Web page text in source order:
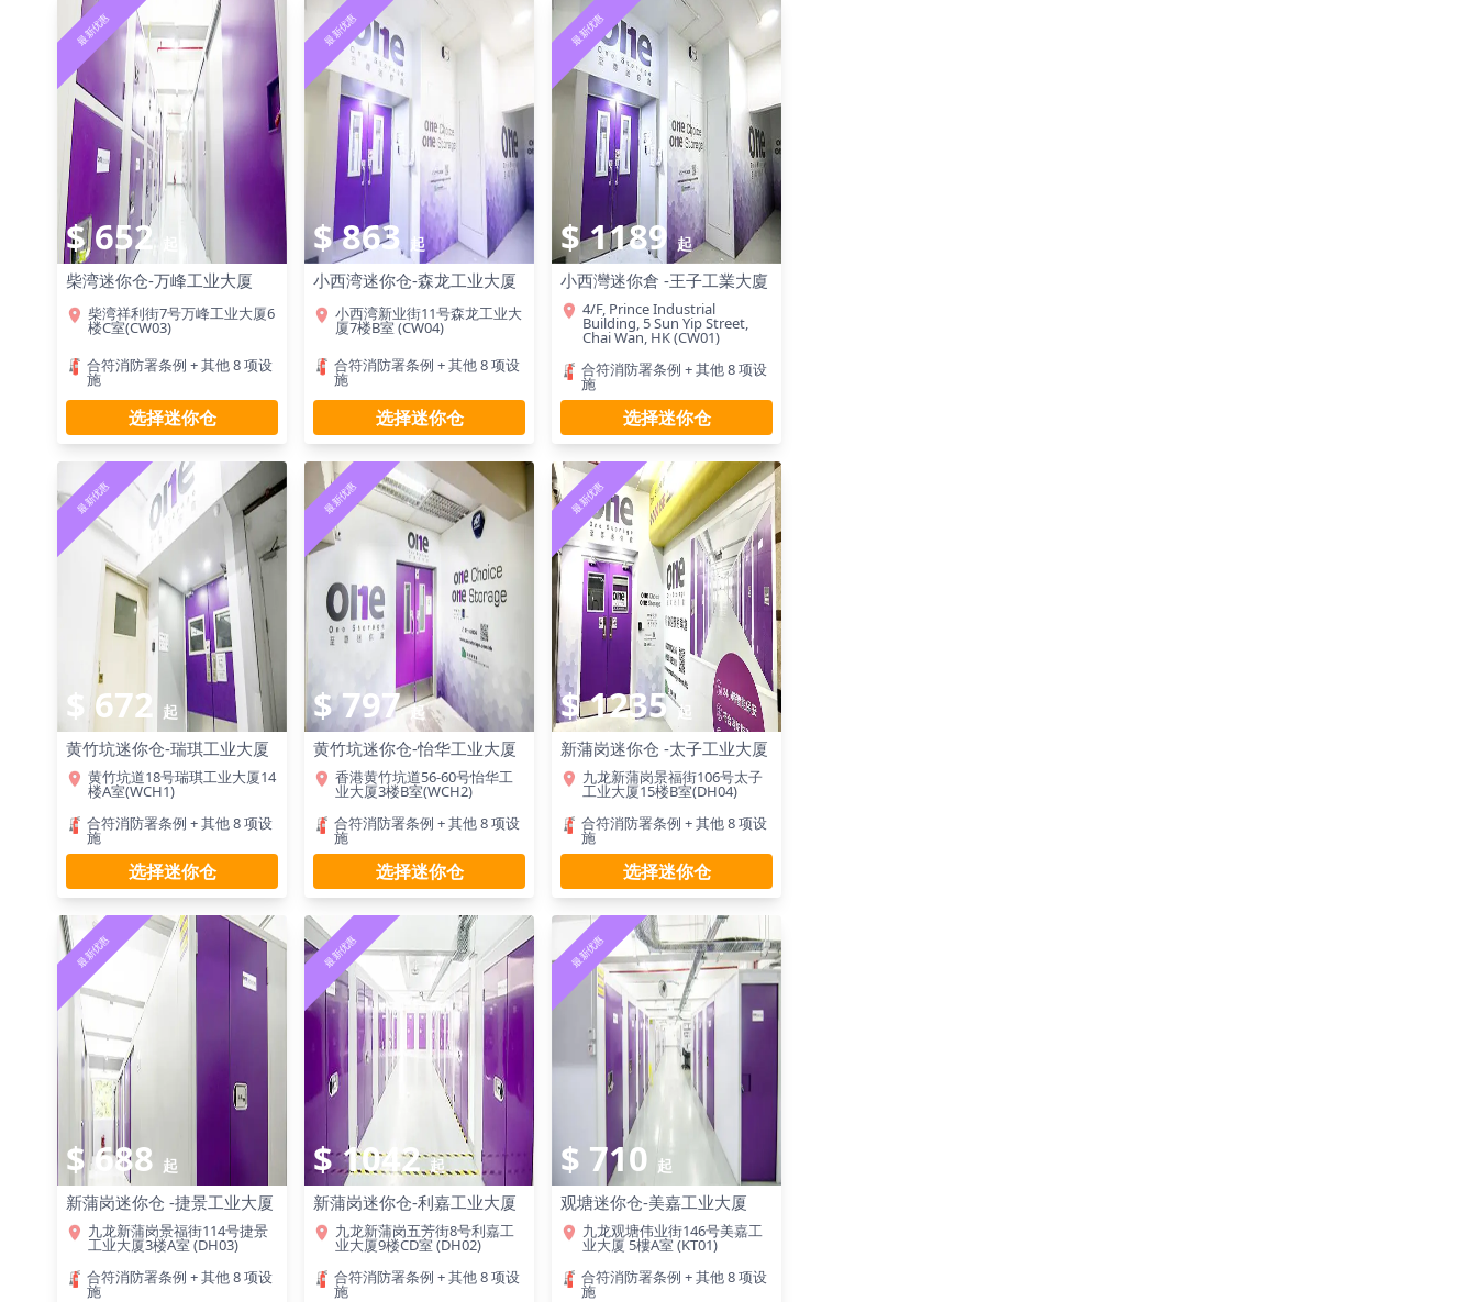
最新优惠
$ 652
柴湾迷你仓-万峰工业大厦
柴湾祥利街7号万峰工业大厦6
楼C室(CW03)
合符消防署条例 + 其他 8 项设
施
选择迷你仓
最新优惠
$ 863 起
小西湾迷你仓-森龙工业大厦
小西湾新业街11号森龙工业大
厦7楼B室 (CW04)
合符消防署条例 + 其他 8 项设
施
选择迷你仓
最新优惠
$ 1189起
小西灣迷你倉 -王子工業大廈
4/F, Prince Industrial
Building, 5 Sun Yip Street,
Chai Wan, HK (CW01)
合符消防署条例 + 其他 8 项设
施
选择迷你仓
最新优惠
$ 672 起
黄竹坑迷你仓-瑞琪工业大厦
黄竹坑道18号瑞琪工业大厦14
楼A室(WCH1)
合符消防署条例 + 其他 8 项设
施
选择迷你仓
最新优惠
$ 797起
黄竹坑迷你仓-怡华工业大厦
香港黄竹坑道56-60号怡华工
业大厦3楼B室(WCH2)
合符消防署条例 + 其他 8 项设
施
选择迷你仓
最新优惠
$ 1235起
新蒲岗迷你仓 -太子工业大厦
九龙新蒲岗景福街106号太子
工业大厦15楼B室(DH04)
合符消防署条例 + 其他 8 项设
施
选择迷你仓
最新优惠
$ 688 起
新蒲岗迷你仓 -捷景工业大厦
九龙新蒲岗景福街114号捷景
工业大厦3楼A室 (DH03)
合符消防署条例 + 其他 8 项设
施
最新优惠
$ 1042起
新蒲岗迷你仓-利嘉工业大厦
九龙新蒲岗五芳街8号利嘉工
业大厦9楼CD室 (DH02)
合符消防署条例 + 其他 8 项设
施
最新优惠
$ 710起
观塘迷你仓-美嘉工业大厦
九龙观塘伟业街146号美嘉工
业大厦 5樓A室 (KT01)
合符消防署条例 + 其他 8 项设
施